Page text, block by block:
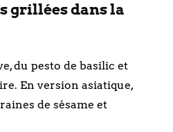
grillées dans la
du pesto de basilic et
En version asiatique,
de sésame et